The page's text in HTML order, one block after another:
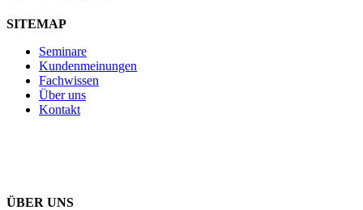
SITEMAP
Seminare
Kundenmeinungen
Fachwissen
Über uns
Kontakt
ÜBER UNS